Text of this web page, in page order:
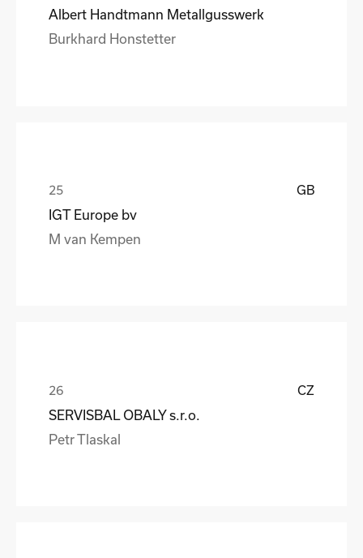
Albert Handtmann Metallgusswerk
Burkhard Honstetter
GB
IGT Europe bv
M van Kempen
CZ
SERVISBAL OBALY s.r.o.
Petr Tlaskal